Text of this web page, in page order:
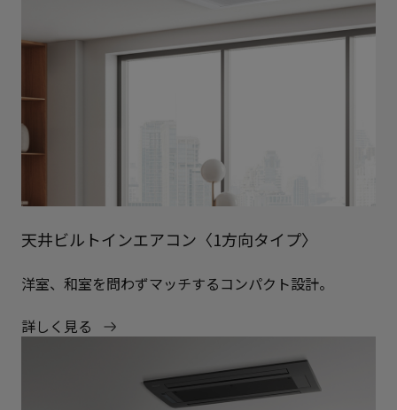
天井ビルトインエアコン〈1方向タイプ〉
洋室、和室を問わずマッチするコンパクト設計。
詳しく見る